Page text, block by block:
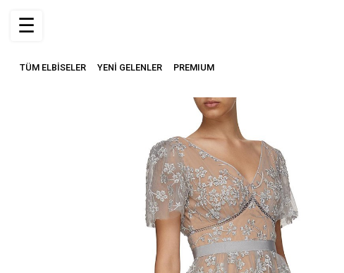
TÜM ELBİSELER YENİ GELENLER PREMIUM
☰